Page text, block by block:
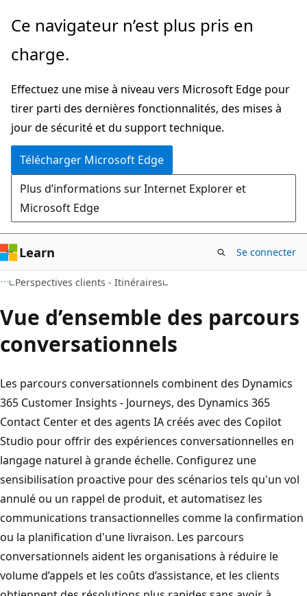
Passer
directement
au
principal
Ce navigateur n’est plus pris en
charge.
Effectuez une mise à niveau vers Microsoft Edge pour
tirer parti des dernières fonctionnalités, des mises à
jour de sécurité et du support technique.
Télécharger Microsoft Edge
Plus d’informations sur Internet Explorer et
Microsoft Edge
Learn Se connecter
Perspectives clients - Itinéraires
Vue d’ensemble des parcours
conversationnels
Les parcours conversationnels combinent des Dynamics
365 Customer Insights - Journeys, des Dynamics 365
Contact Center et des agents IA créés avec des Copilot
Studio pour offrir des expériences conversationnelles en
langage naturel à grande échelle. Configurez une
sensibilisation proactive pour des scénarios tels qu'un vol
annulé ou un rappel de produit, et automatisez les
communications transactionnelles comme la confirmation
ou la planification d'une livraison. Les parcours
conversationnels aident les organisations à réduire le
volume d’appels et les coûts d’assistance, et les clients